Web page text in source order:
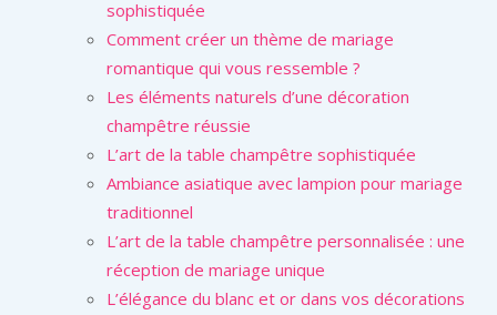
sophistiquée
Comment créer un thème de mariage
romantique qui vous ressemble ?
Les éléments naturels d’une décoration
champêtre réussie
L’art de la table champêtre sophistiquée
Ambiance asiatique avec lampion pour mariage
traditionnel
L’art de la table champêtre personnalisée : une
réception de mariage unique
L’élégance du blanc et or dans vos décorations